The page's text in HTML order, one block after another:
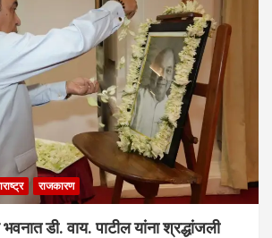
राजकारण
भवनात डी. वाय. पाटील यांना श्रद्धांजली